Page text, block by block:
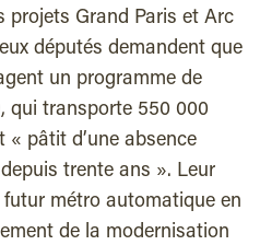
projets Grand Paris et Arc
députés demandent que
un programme de
qui transporte 550 000
« pâtit d’une absence
trente ans ». Leur
métro automatique en
de la modernisation